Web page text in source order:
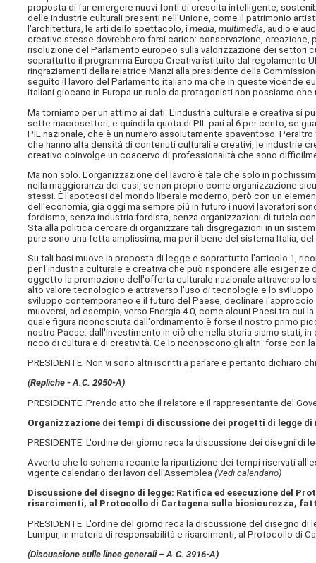
proposta di far emergere nuovi fonti di crescita intelligente,
delle industrie culturali presenti nell'Unione, come il patrimonio
l'architettura, le arti dello spettacolo, imedia,multimedia, audio e
creative stesse dovrebbero farsi carico: conservazione,
risoluzione del Parlamento europeo sulla valorizzazione dei settori
soprattutto il programma Europa Creativa istituito dal regolamento
ringraziamenti della relatrice Manzi alla presidente della
seguito il lavoro del Parlamento italiano ma che in queste vicende
italiani giocano in Europa un ruolo da protagonisti non possiamo
Ma torniamo per un attimo ai dati. L'industria culturale e creativa si
sette macrosettori; e quindi la quota di PIL pari al 6 per cento, se
PIL nazionale, che è un numero assolutamente spaventoso.
che hanno alta densità di contenuti culturali e creativi, le industrie
creativo coinvolge un coacervo di professionalità che sono
Ma non solo. L'organizzazione del lavoro è tale che solo in
nella maggioranza dei casi, se non proprio come organizzazione
stessi. È l'apoteosi del mondo liberale moderno, però con un
dell'economia, già oggi ma sempre più in futuro i nuovi lavoratori
fordismo, senza industria fordista, senza organizzazioni di tutela
Sta alla politica cercare di organizzare tali disgregazioni in un
pure sono una fetta amplissima, ma per il bene del sistema Italia, del
Su tali basi muove la proposta di legge e soprattutto l'articolo 1,
per l'industria culturale e creativa che può rispondere alle
oggetto la promozione dell'offerta culturale nazionale attraverso lo
alto valore tecnologico e attraverso l'uso di tecnologie e lo
sviluppo contemporaneo e il futuro del Paese, declinare
muoversi, ad esempio, verso Energia 4.0, come alcuni Paesi tra cui
quale figura riconosciuta dall'ordinamento è forse il nostro primo
nostro Paese: dall'investimento in ciò che nella storia siamo stati,
ricco di cultura e di creatività. Ce lo riconoscono gli altri: forse con
PRESIDENTE. Non vi sono altri iscritti a parlare e pertanto dichiaro
(Repliche - A.C. 2950-A)
PRESIDENTE. Prendo atto che il relatore e il rappresentante del
Organizzazione dei tempi di discussione dei progetti di legge
PRESIDENTE. L'ordine del giorno reca la discussione dei disegni di
Avverto che lo schema recante la ripartizione dei tempi riservati
vigente calendario dei lavori dell'Assemblea(Vedi calendario)
Discussione del disegno di legge: Ratifica ed esecuzione del
risarcimenti, al Protocollo di Cartagena sulla biosicurezza,
PRESIDENTE. L'ordine del giorno reca la discussione del disegno
Lumpur, in materia di responsabilità e risarcimenti, al Protocollo di
(Discussione sulle linee generali – A.C. 3916-A)